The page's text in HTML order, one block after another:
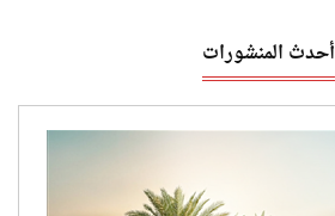
أحدث المنشورات